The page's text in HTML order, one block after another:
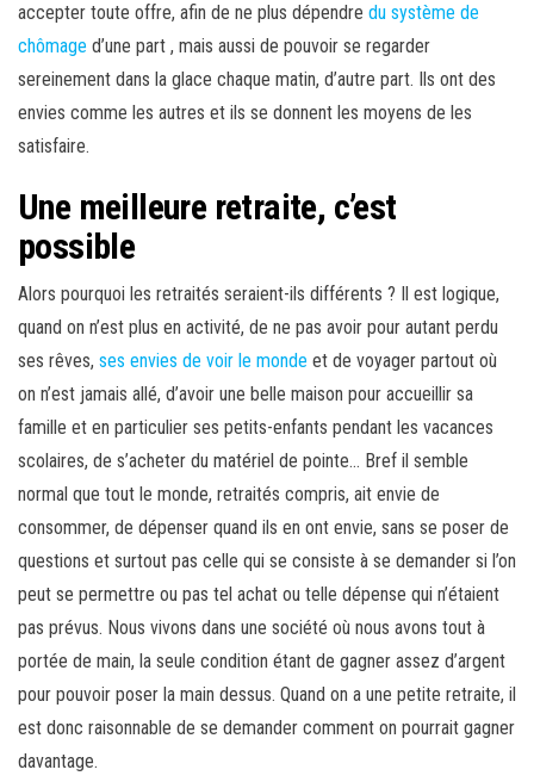
accepter toute offre, afin de ne plus dépendre du système de
chômage d’une part , mais aussi de pouvoir se regarder
sereinement dans la glace chaque matin, d’autre part. Ils ont des
envies comme les autres et ils se donnent les moyens de les
satisfaire.
Une meilleure retraite, c’est
possible
Alors pourquoi les retraités seraient-ils différents ? Il est logique,
quand on n’est plus en activité, de ne pas avoir pour autant perdu
ses rêves, ses envies de voir le monde et de voyager partout où
on n’est jamais allé, d’avoir une belle maison pour accueillir sa
famille et en particulier ses petits-enfants pendant les vacances
scolaires, de s’acheter du matériel de pointe… Bref il semble
normal que tout le monde, retraités compris, ait envie de
consommer, de dépenser quand ils en ont envie, sans se poser de
questions et surtout pas celle qui se consiste à se demander si l’on
peut se permettre ou pas tel achat ou telle dépense qui n’étaient
pas prévus. Nous vivons dans une société où nous avons tout à
portée de main, la seule condition étant de gagner assez d’argent
pour pouvoir poser la main dessus. Quand on a une petite retraite, il
est donc raisonnable de se demander comment on pourrait gagner
davantage.